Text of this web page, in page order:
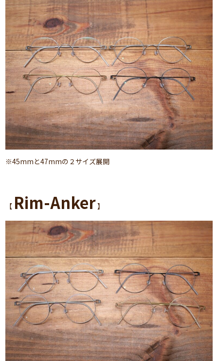
※45mmと47mmの２サイズ展開
【 Rim-Anker】